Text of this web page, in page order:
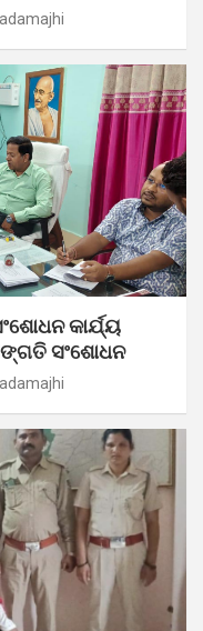
କାର୍ଯ୍ୟ
ସଂଶୋଧନ